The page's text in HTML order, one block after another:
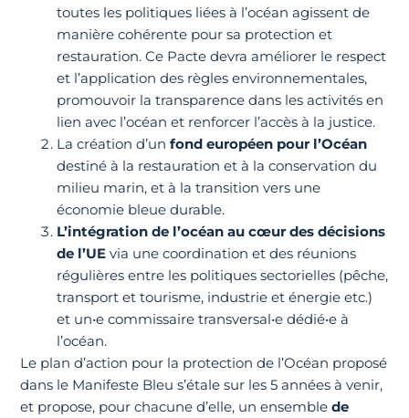
toutes les politiques liées à l’océan agissent de
manière cohérente pour sa protection et
restauration. Ce Pacte devra améliorer le respect
et l’application des règles environnementales,
promouvoir la transparence dans les activités en
lien avec l’océan et renforcer l’accès à la justice.
La création d’unfond européen pour l’Océan
destiné à la restauration et à la conservation du
milieu marin, et à la transition vers une
économie bleue durable.
L’intégration de l’océan au cœur des décisions
de l’UE via une coordination et des réunions
régulières entre les politiques sectorielles (pêche,
transport et tourisme, industrie et énergie etc.)
et un•e commissaire transversal•e dédié•e à
l’océan.
Le plan d’action pour la protection de l’Océan proposé
dans le Manifeste Bleu s’étale sur les 5 années à venir,
et propose, pour chacune d’elle, un ensemblede